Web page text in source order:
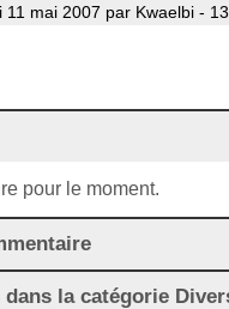
11 mai 2007 par Kwaelbi -
pour le moment.
la catégorie